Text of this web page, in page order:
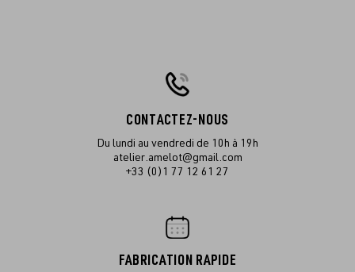
CONTACTEZ-NOUS
Du lundi au vendredi de 10h à 19h
atelier.amelot@gmail.com
+33 (0)1 77 12 61 27
FABRICATION RAPIDE